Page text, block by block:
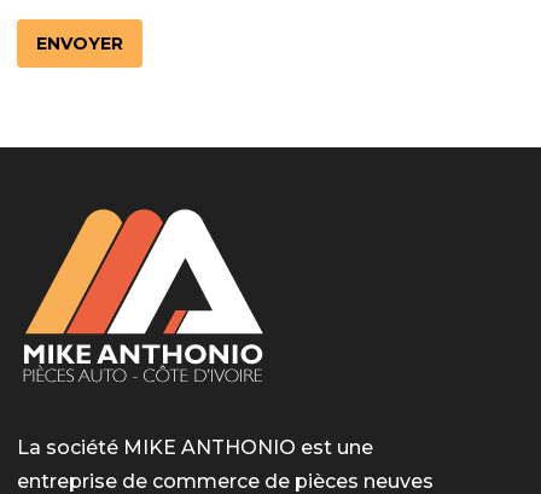
LotoMart
Бай Лото
escort barcelone
https://intimaties.net/es/category/woman-used-
used-panties-es/
eros houston
albanianescort
La société MIKE ANTHONIO est une
entreprise de commerce de pièces neuves